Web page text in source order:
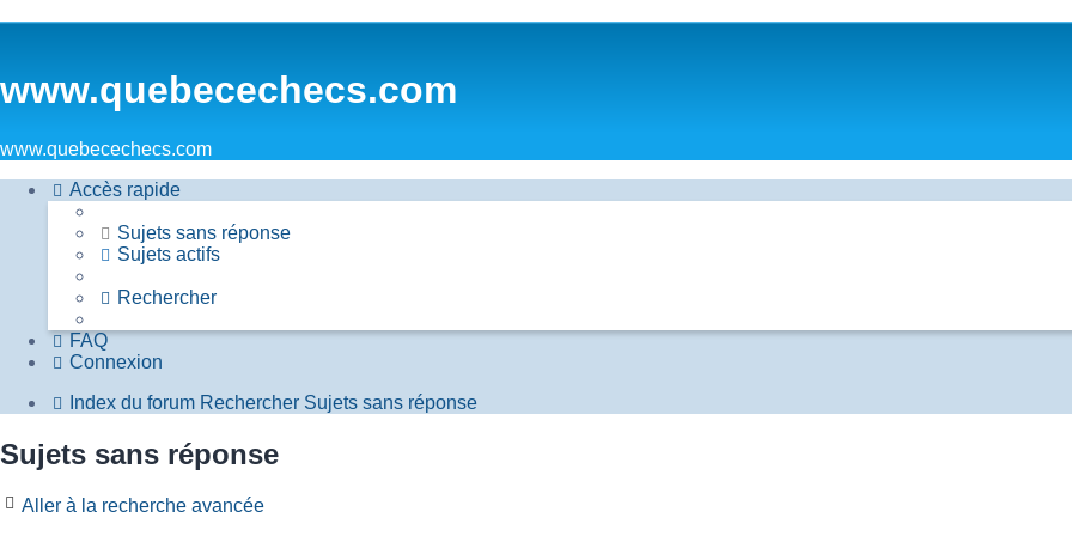
www.quebecechecs.com
www.quebecechecs.com
Accès rapide
Sujets sans réponse
Sujets actifs
Rechercher
FAQ
Connexion
Index du forum Rechercher Sujets sans réponse
Sujets sans réponse
Aller à la recherche avancée